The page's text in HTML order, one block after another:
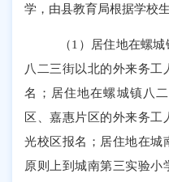
学，由县教育局根据学校
（1 ）居住地在螺
八二三街以北的外来务
名；居住地在螺城镇八
区、嘉惠片区的外来务工
光校区报名；居住地在城
原则上到城南第三实验